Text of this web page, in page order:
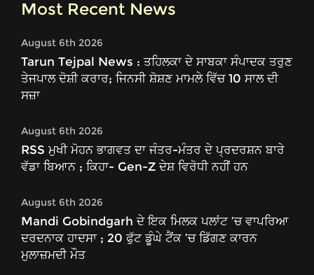
Most Recent News
August 6th 2026
Tarun Tejpal News : ਤਹਿਲਕਾ ਦੇ ਸਾਬਕਾ ਸੰਪਾਦਕ ਤਰੁਣ
ਤੇਜਪਾਲ ਦੋਸ਼ੀ ਕਰਾਰ; ਜਿਨਸੀ ਸ਼ੋਸ਼ਣ ਮਾਮਲੇ ਵਿੱਚ 10 ਸਾਲ ਦੀ
ਸਜ਼ਾ
August 6th 2026
RSS ਮੁਖੀ ਮੋਹਨ ਭਾਗਵਤ ਦਾ ਜੰਤਰ-ਮੰਤਰ ਦੇ ਪ੍ਰਦਰਸ਼ਨ ਬਾਰੇ
ਵੱਡਾ ਬਿਆਨ ; ਕਿਹਾ- Gen-Z ਦੇਸ਼ ਵਿਰੋਧੀ ਨਹੀਂ ਹਨ
August 6th 2026
Mandi Gobindgarh ਦੇ ਇਕ ਮਿਲਕ ਪਲਾਂਟ ’ਚ ਵਾਪਰਿਆ
ਦਰਦਨਾਕ ਹਾਦਸਾ ; 20 ਫੁੱਟ ਡੂੰਘੇ ਟੈਂਕ ’ਚ ਡਿੱਗਣ ਕਾਰਨ
ਮੁਲਾਜ਼ਮਦੀ ਮੌਤ